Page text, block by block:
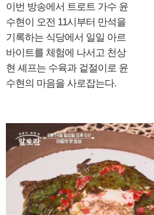
이번 방송에서 트로트 가수 윤
수현이 오전 11시부터 만석을
기록하는 식당에서 일일 아르
바이트를 체험에 나서고 천상
현 셰프는 수육과 겉절이로 윤
수현의 마음을 사로잡는다.